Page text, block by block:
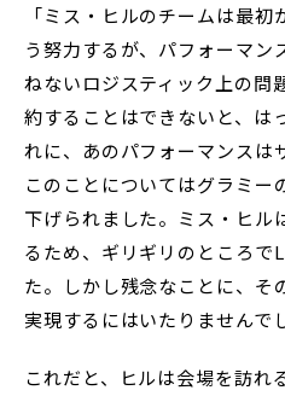
「ミス・ヒルのチームは最
う努力するが、パフォーマン
ねないロジスティック上の問
約することはできないと、は
れに、あのパフォーマンスは
このことについてはグラミー
下げられました。ミス・ヒル
るため、ギリギリのところで
た。しかし残念なことに、そ
実現するにはいたりませんで
これだと、ヒルは会場を訪れ